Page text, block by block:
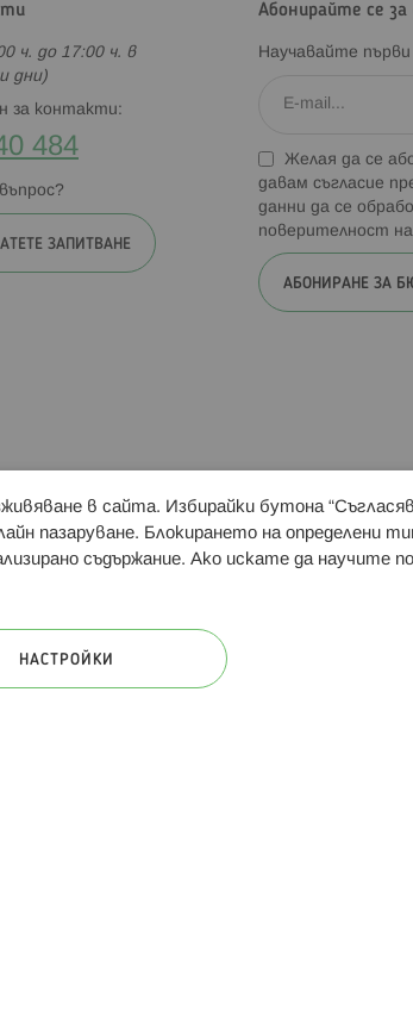
ч. до 17:00 ч. в
дни)
за контакти:
484
ЗАПИТВАНЕ
Абонирайте се
Научавайте
Желая да се
давам съгласие
данни да се
поверителност
АБОНИРАНЕ ЗА
Последвайте ни:
в сайта. Избирайки бутона
пазаруване. Блокирането на определени
съдържание. Ако искате да научите
НАСТРОЙКИ